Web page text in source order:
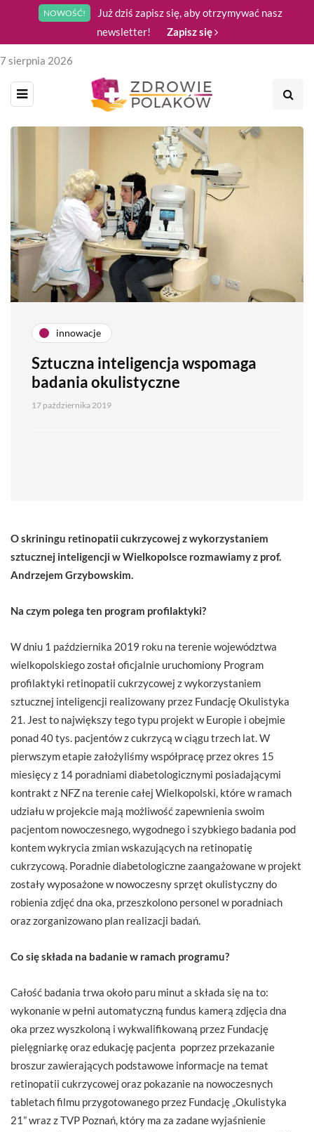
NOWOŚĆ!
Już dziś zapisz się, aby otrzymywać nasz
newsletter!
Zapisz się
7 sierpnia 2026
innowacje
Sztuczna inteligencja wspomaga
badania okulistyczne
17 października 2019
O skriningu retinopatii cukrzycowej z wykorzystaniem
sztucznej inteligencji w Wielkopolsce rozmawiamy z prof.
Andrzejem Grzybowskim.
Na czym polega ten program profilaktyki?
W dniu 1 października 2019 roku na terenie województwa
wielkopolskiego został oficjalnie uruchomiony Program
profilaktyki retinopatii cukrzycowej z wykorzystaniem
sztucznej inteligencji realizowany przez Fundację Okulistyka
21. Jest to największy tego typu projekt w Europie i obejmie
ponad 40 tys. pacjentów z cukrzycą w ciągu trzech lat. W
pierwszym etapie założyliśmy współpracę przez okres 15
miesięcy z 14 poradniami diabetologicznymi posiadającymi
kontrakt z NFZ na terenie całej Wielkopolski, które w ramach
udziału w projekcie mają możliwość zapewnienia swoim
pacjentom nowoczesnego, wygodnego i szybkiego badania pod
kontem wykrycia zmian wskazujących na retinopatię
cukrzycową. Poradnie diabetologiczne zaangażowane w projekt
zostały wyposażone w nowoczesny sprzęt okulistyczny do
robienia zdjęć dna oka, przeszkolono personel w poradniach
oraz zorganizowano plan realizacji badań.
Co się składa na badanie w ramach programu?
Całość badania trwa około paru minut a składa się na to:
wykonanie w pełni automatyczną fundus kamerą zdjęcia dna
oka przez wyszkoloną i wykwalifikowaną przez Fundację
pielęgniarkę oraz edukację pacjenta poprzez przekazanie
broszur zawierających podstawowe informacje na temat
retinopatii cukrzycowej oraz pokazanie na nowoczesnych
tabletach filmu przygotowanego przez Fundację „Okulistyka
21” wraz z TVP Poznań, który ma za zadane wyjaśnienie